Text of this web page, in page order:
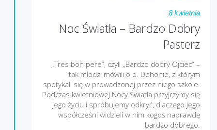
8 kwietnia
Noc Światła – Bardzo Dobry
Pasterz
„Tres bon pere”, czyli „Bardzo dobry Ojciec” –
tak młodzi mówili o o. Dehonie, z którym
spotykali się w prowadzonej przez niego szkole.
Podczas kwietniowej Nocy Światła przyjrzymy się
jego życiu i spróbujemy odkryć, dlaczego jego
współcześni widzieli w nim kogoś naprawdę
bardzo dobrego.